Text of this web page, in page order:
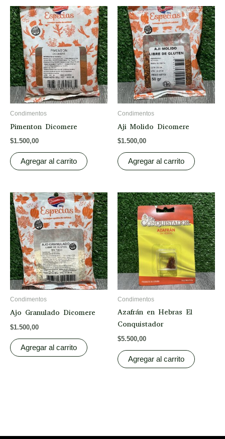
Condimentos
Pimenton Dicomere
$1.500,00
Agregar al carrito
Condimentos
Aji Molido Dicomere
$1.500,00
Agregar al carrito
Condimentos
Ajo Granulado Dicomere
$1.500,00
Agregar al carrito
Condimentos
Azafrán en Hebras El
Conquistador
$5.500,00
Agregar al carrito